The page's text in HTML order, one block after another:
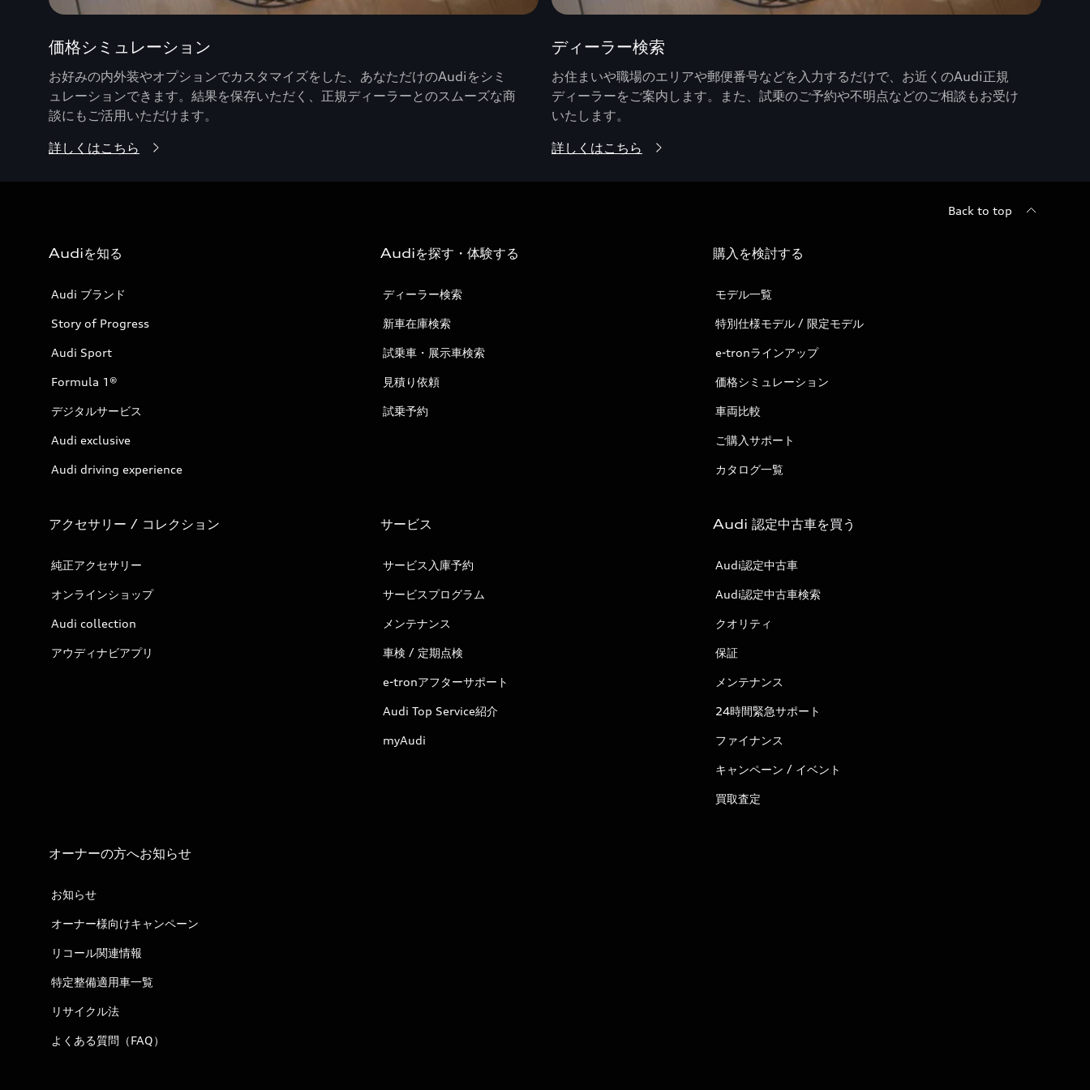
価格シミュレーション
お好みの内外装やオプションでカスタマイズをした、あなただけのAudiをシミ
ュレーションできます。結果を保存いただく、正規ディーラーとのスムーズな商
談にもご活用いただけます。
詳しくはこちら
ディーラー検索
お住まいや職場のエリアや郵便番号などを入力するだけで、お近くのAudi正規
ディーラーをご案内します。また、試乗のご予約や不明点などのご相談もお受け
いたします。
詳しくはこちら
Back to top
Audiを知る
Audi ブランド
Story of Progress
Audi Sport
Formula 1®
デジタルサービス
Audi exclusive
Audi driving experience
Audiを探す・体験する
ディーラー検索
新車在庫検索
試乗車・展示車検索
見積り依頼
試乗予約
購入を検討する
モデル一覧
特別仕様モデル / 限定モデル
e-tronラインアップ
価格シミュレーション
車両比較
ご購入サポート
カタログ一覧
アクセサリー / コレクション
純正アクセサリー
オンラインショップ
Audi collection
アウディナビアプリ
サービス
サービス入庫予約
サービスプログラム
メンテナンス
車検 / 定期点検
e-tronアフターサポート
Audi Top Service紹介
myAudi
Audi 認定中古車を買う
Audi認定中古車
Audi認定中古車検索
クオリティ
保証
メンテナンス
24時間緊急サポート
ファイナンス
キャンペーン / イベント
買取査定
オーナーの方へお知らせ
お知らせ
オーナー様向けキャンペーン
リコール関連情報
特定整備適用車一覧
リサイクル法
よくある質問（FAQ）